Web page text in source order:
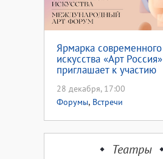
Ярмарка современного
искусства «Арт Россия»
приглашает к участию
28 декабря, 17:00
Форумы, Встречи
Театры